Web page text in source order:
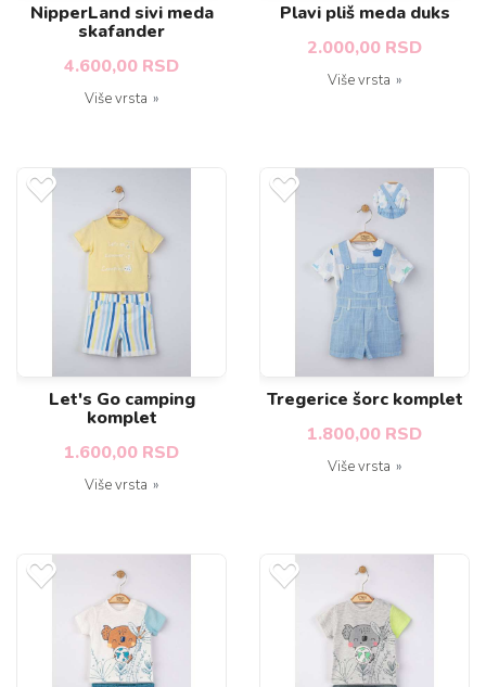
NipperLand sivi meda
skafander
4.600,00 RSD
Više vrsta
Plavi pliš meda duks
2.000,00 RSD
Više vrsta
Let's Go camping
komplet
1.600,00 RSD
Više vrsta
Tregerice šorc komplet
1.800,00 RSD
Više vrsta